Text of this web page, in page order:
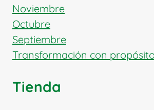
Noviembre
Octubre
Septiembre
Transformación con propósito
Tienda